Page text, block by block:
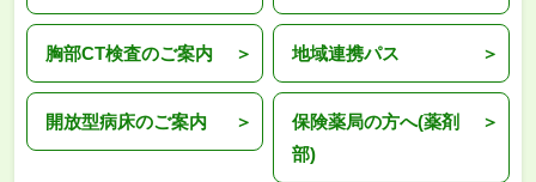
胸部CT検査のご案内 地域連携パス
開放型病床のご案内
保険薬局の方へ(薬剤
部)